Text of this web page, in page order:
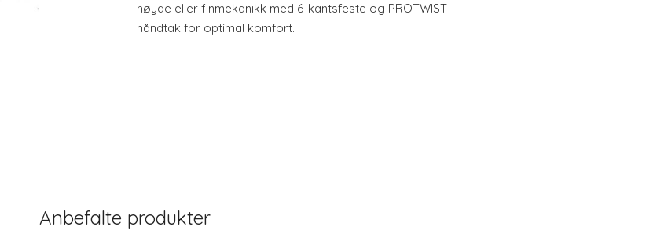
høyde eller finmekanikk med 6-kantsfeste og PROTWIST-
håndtak for optimal komfort.
Anbefalte produkter